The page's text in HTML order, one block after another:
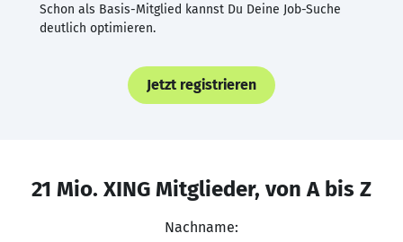
Schon als Basis-Mitglied kannst Du Deine Job-Suche
deutlich optimieren.
Jetzt registrieren
21 Mio. XING Mitglieder, von A bis Z
Nachname: